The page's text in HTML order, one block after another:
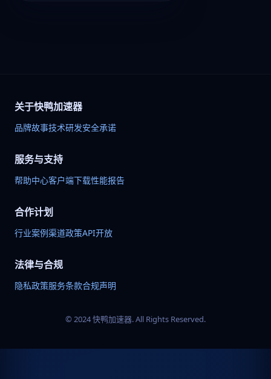
关于快鸭加速器
品牌故事技术研发安全承诺
服务与支持
帮助中心客户端下载性能报告
合作计划
行业案例渠道政策API开放
法律与合规
隐私政策服务条款合规声明
© 2024 快鸭加速器. All Rights Reserved.